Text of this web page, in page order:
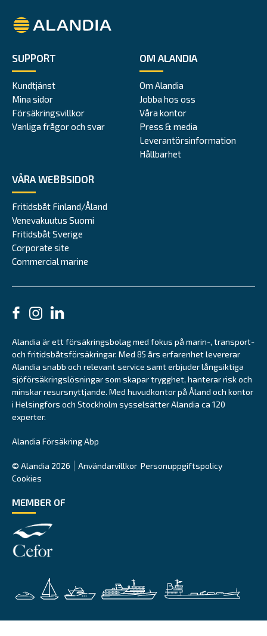
Alandia
SUPPORT
Kundtjänst
Mina sidor
Försäkringsvillkor
Vanliga frågor och svar
OM ALANDIA
Om Alandia
Jobba hos oss
Våra kontor
Press & media
Leverantörsinformation
Hållbarhet
VÅRA WEBBSIDOR
Fritidsbåt Finland/Åland
Venevakuutus Suomi
Fritidsbåt Sverige
Corporate site
Commercial marine
Alandia är ett försäkringsbolag med fokus på marin-, transport-
och fritidsbåtsförsäkringar. Med 85 års erfarenhet levererar
Alandia snabb och relevant service samt erbjuder långsiktiga
sjöförsäkringslösningar som skapar trygghet, hanterar risk och
minskar resursnyttjande. Med huvudkontor på Åland och kontor
i Helsingfors och Stockholm sysselsätter Alandia ca 120
experter.
Alandia Försäkring Abp
© Alandia 2026 Användarvillkor Personuppgiftspolicy
Cookies
MEMBER OF